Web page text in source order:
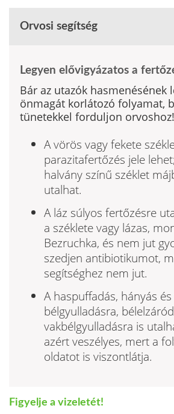
Orvosi segítség
Legyen elővigyázatos a
Bár az utazók hasmenésének
önmagát korlátozó folyamat,
tünetekkel forduljon orvoshoz!
A vörös vagy fekete
parazitafertőzés jele
halvány színű széklet
utalhat.
A láz súlyos fertőzésre
a széklete vagy lázas,
Bezruchka, és nem jut
szedjen antibiotikumot,
segítséghez nem jut.
A haspuffadás, hányás
bélgyulladásra,
vakbélgyulladásra is
azért veszélyes, mert a
oldatot is viszontlátja.
Figyelje a vizeletét!